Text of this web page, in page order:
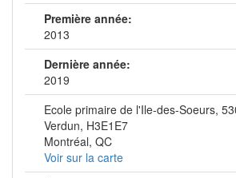
Première année:
2013
Dernière année:
2019
Ecole primaire de l'Ile-des-Soeurs,
Verdun, H3E1E7
Montréal, QC
Voir sur la carte